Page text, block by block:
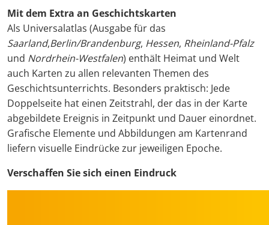
Mit dem Extra an Geschichtskarten
Als Universalatlas (Ausgabe für das
Saarland,Berlin/Brandenburg, Hessen, Rheinland-Pfalz
und Nordrhein-Westfalen) enthält Heimat und Welt
auch Karten zu allen relevanten Themen des
Geschichtsunterrichts. Besonders praktisch: Jede
Doppelseite hat einen Zeitstrahl, der das in der Karte
abgebildete Ereignis in Zeitpunkt und Dauer einordnet.
Grafische Elemente und Abbildungen am Kartenrand
liefern visuelle Eindrücke zur jeweiligen Epoche.
Verschaffen Sie sich einen Eindruck